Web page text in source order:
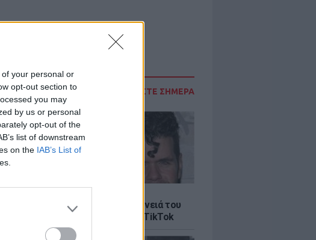
your personal or
opt-out section to
you may
by us or personal
opt-out of the
list of downstream
on the IAB’s List of
ΔΙΑΒΑΣΤΕ ΣΗΜΕΡΑ
Πέρεζ Χίλτον: Τι λέει η οικογένειά του
μετά το σοκαριστικό live στο TikTok